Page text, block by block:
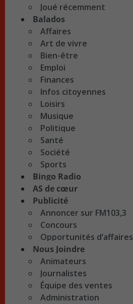
Joué récemment
Balados
Affaires
Art de vivre
Bien-être
Emploi
Finances
Infos citoyennes
Loisirs
Musique
Politique
Santé
Société
Sports
Bingo Radio
AS de cœur
Publicité
Annoncer sur FM103,3
Concours
Opportunités d’affaires
Nous Joindre
Animateurs
Journalistes
Équipe des ventes
Administration